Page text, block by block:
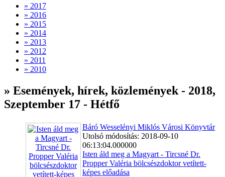
» 2017
» 2016
» 2015
» 2014
» 2013
» 2012
» 2011
» 2010
» Események, hírek, közlemények - 2018,
Szeptember 17 - Hétfő
Báró Wesselényi Miklós Városi Könyvtár
Utolsó módosítás: 2018-09-10
06:13:04.000000
Isten áld meg a Magyart - Tircsné Dr.
Propper Valéria bölcsészdoktor vetített-
képes előadása